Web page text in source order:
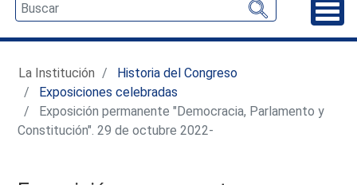
La Institución
Historia del Congreso
Exposiciones celebradas
Exposición permanente "Democracia, Parlamento y
Constitución". 29 de octubre 2022-